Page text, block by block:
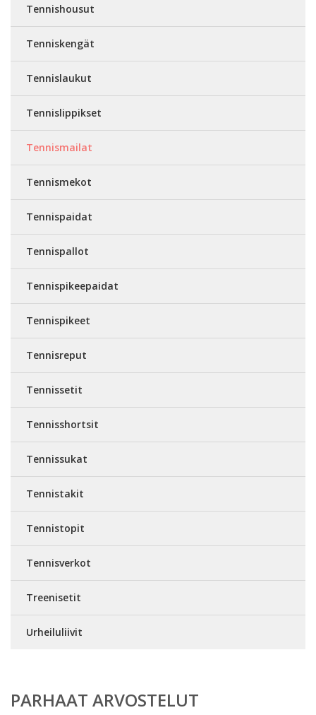
Tennishousut
Tenniskengät
Tennislaukut
Tennislippikset
Tennismailat
Tennismekot
Tennispaidat
Tennispallot
Tennispikeepaidat
Tennispikeet
Tennisreput
Tennissetit
Tennisshortsit
Tennissukat
Tennistakit
Tennistopit
Tennisverkot
Treenisetit
Urheiluliivit
PARHAAT ARVOSTELUT